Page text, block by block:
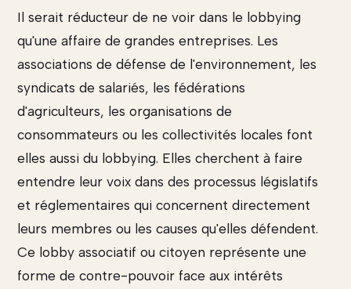
Il serait réducteur de ne voir dans le lobbying
qu'une affaire de grandes entreprises. Les
associations de défense de l'environnement, les
syndicats de salariés, les fédérations
d'agriculteurs, les organisations de
consommateurs ou les collectivités locales font
elles aussi du lobbying. Elles cherchent à faire
entendre leur voix dans des processus législatifs
et réglementaires qui concernent directement
leurs membres ou les causes qu'elles défendent.
Ce lobby associatif ou citoyen représente une
forme de contre-pouvoir face aux intérêts